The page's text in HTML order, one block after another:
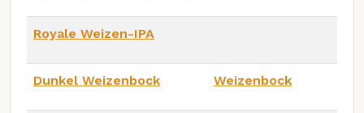
Royale Weizen-IPA
Dunkel Weizenbock Weizenbock